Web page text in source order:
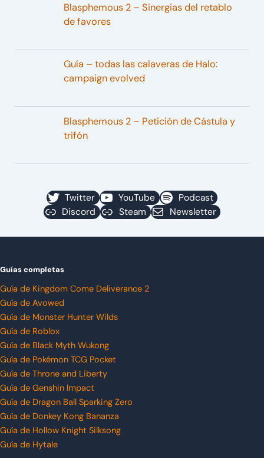
Blasphemous 2 – Sinergias del retablo
de favores
Guía – todas las calaveras de Halo:
campaign evolved
Blasphemous 2 – Petición de Cástula y
trifón
Twitter YouTube
Podcast
Discord
Steam Newsletter
Guías completas
Guía de Kingdom Come Deliverance 2
Guía de Avowed
Guía de Monster Hunter Wilds
Guía de Roblox
Guía de Black Myth Wukong
Guía de Pokémon TCG Pocket
Guía de Throne and Liberty
Guía de Genshin Impact
Guía de Dragon Ball Sparking Zero
Guía de Donkey Kong Bananza
Guía de Hollow Knight Silksong
Guía de Hytale